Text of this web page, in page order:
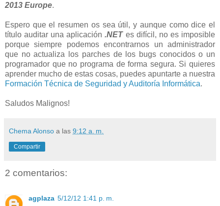
2013 Europe.
Espero que el resumen os sea útil, y aunque como dice el
título auditar una aplicación.NETes difícil, no es imposible
porque siempre podemos encontrarnos un administrador
que no actualiza los parches de los bugs conocidos o un
programador que no programa de forma segura. Si quieres
aprender mucho de estas cosas, puedes apuntarte a nuestra
Formación Técnica de Seguridad y Auditoría Informática.
Saludos Malignos!
Chema Alonso a las 9:12 a. m.
Compartir
2 comentarios:
agplaza 5/12/12 1:41 p. m.